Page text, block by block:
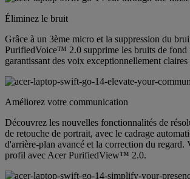
Éliminez le bruit
Grâce à un 3ème micro et la suppression du
PurifiedVoice™ 2.0 supprime les bruits de fond
garantissant des voix exceptionnellement claires
Améliorez votre communication
Découvrez les nouvelles fonctionnalités de
de retouche de portrait, avec le cadrage
d'arrière-plan avancé et la correction du regard.
profil avec Acer PurifiedView™ 2.0.